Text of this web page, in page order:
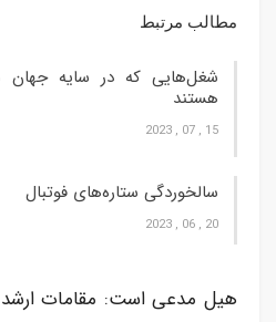
مطالب مرتبط
شغل‌‌هایی که در سایه جهان
هستند
15 , 07 , 2023
سالخوردگی ستاره‌های فوتبال
20 , 06 , 2023
هیل مدعی است: مقامات ارشد